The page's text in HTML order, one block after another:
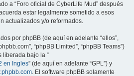
a “Foro oficial de CyberLife Mud” después
estar legalmente sometido a esos
actualizados y/o reformados.
por phpBB (de aquí en adelante “ellos”,
“phpBB Limited”, “phpBB Teams”)
liberada bajo la “
en Ingles” (de aquí en adelante “GPL”) y
. El software phpBB solamente